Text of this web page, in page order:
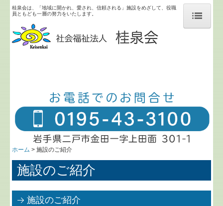
ホーム
競輪補助事業完了のお知らせ
桂泉会は、「地域に開かれ、愛され、信頼される」施設をめざして、役職
員ともども一層の努力をいたします。
ホーム 施設のご紹介
施設のご紹介
施設のご紹介